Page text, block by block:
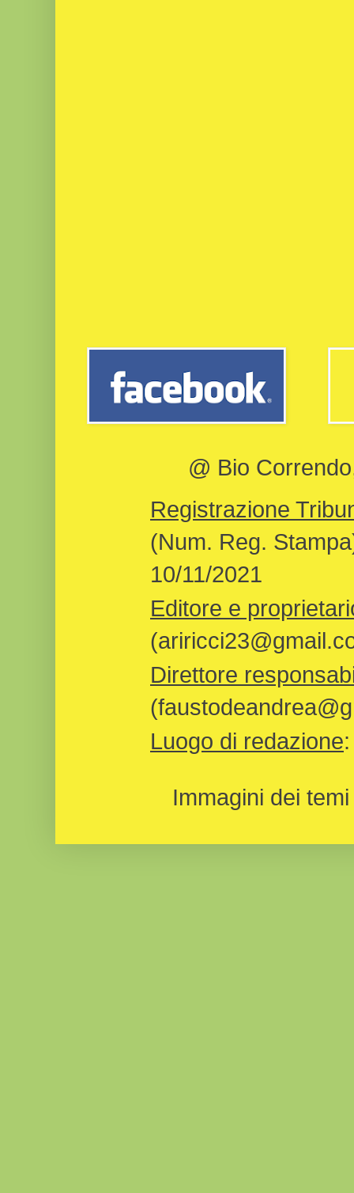
@ Bio
Registrazione
(Num. Reg.
10/11/2021
Editore e
Direttore
Luogo di redazione
Immagini dei